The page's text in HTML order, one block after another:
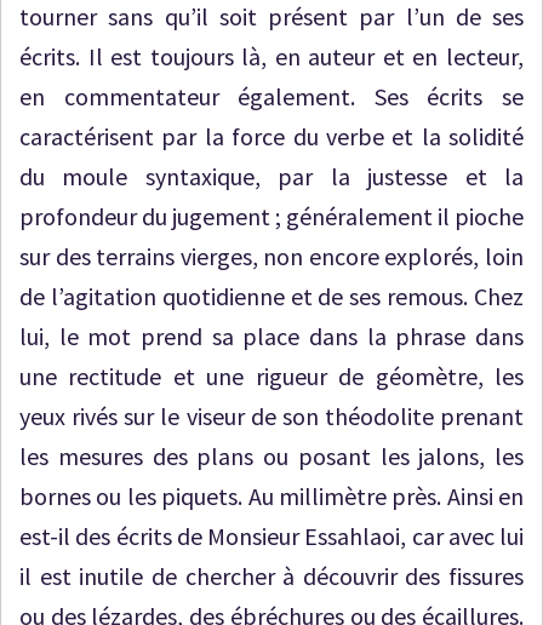
tourner sans qu’il soit présent par l’un de ses
écrits. Il est toujours là, en auteur et en lecteur,
en commentateur également. Ses écrits se
caractérisent par la force du verbe et la solidité
du moule syntaxique, par la justesse et la
profondeur du jugement ; généralement il pioche
sur des terrains vierges, non encore explorés, loin
de l’agitation quotidienne et de ses remous. Chez
lui, le mot prend sa place dans la phrase dans
une rectitude et une rigueur de géomètre, les
yeux rivés sur le viseur de son théodolite prenant
les mesures des plans ou posant les jalons, les
bornes ou les piquets. Au millimètre près. Ainsi en
est-il des écrits de Monsieur Essahlaoi, car avec lui
il est inutile de chercher à découvrir des fissures
ou des lézardes, des ébréchures ou des écaillures.